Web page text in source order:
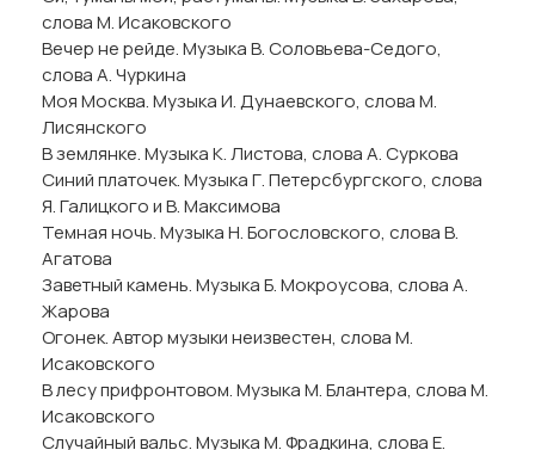
слова М. Исаковского
Вечер не рейде. Музыка В. Соловьева-Седого,
слова А. Чуркина
Моя Москва. Музыка И. Дунаевского, слова М.
Лисянского
В землянке. Музыка К. Листова, слова А. Суркова
Синий платочек. Музыка Г. Петерсбургского, слова
Я. Галицкого и В. Максимова
Темная ночь. Музыка Н. Богословского, слова В.
Агатова
Заветный камень. Музыка Б. Мокроусова, слова А.
Жарова
Огонек. Автор музыки неизвестен, слова М.
Исаковского
В лесу прифронтовом. Музыка М. Блантера, слова М.
Исаковского
Случайный вальс. Музыка М. Фрадкина, слова Е.